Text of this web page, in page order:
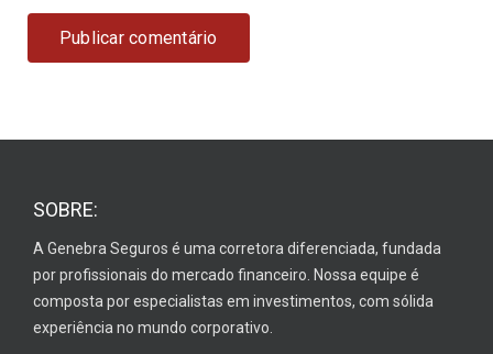
SOBRE:
A Genebra Seguros é uma corretora diferenciada, fundada
por profissionais do mercado financeiro. Nossa equipe é
composta por especialistas em investimentos, com sólida
experiência no mundo corporativo.